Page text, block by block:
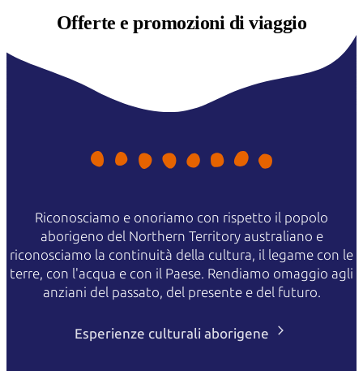
Offerte epromozioni di viaggio
Riconosciamo e onoriamo con rispetto il popolo
aborigeno del Northern Territory australiano e
riconosciamo la continuità della cultura, il legame con le
terre, con l'acqua e con il Paese. Rendiamo omaggio agli
anziani del passato, del presente e del futuro.
Esperienze culturali aborigene